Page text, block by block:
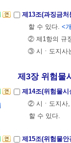
제13조(과징금
할 수 있다. <
② 제1항의 규
③ 시ㆍ도지사
제3장 위험물시
제14조(위험물
② 시ㆍ도지사,
할 수 있다.
제15조(위험물